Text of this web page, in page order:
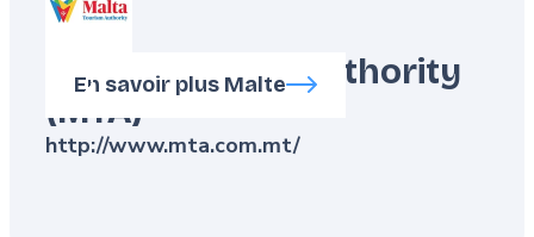
Malta Tourism Authority
(MTA)
http://www.mta.com.mt/
En savoir plus Malte